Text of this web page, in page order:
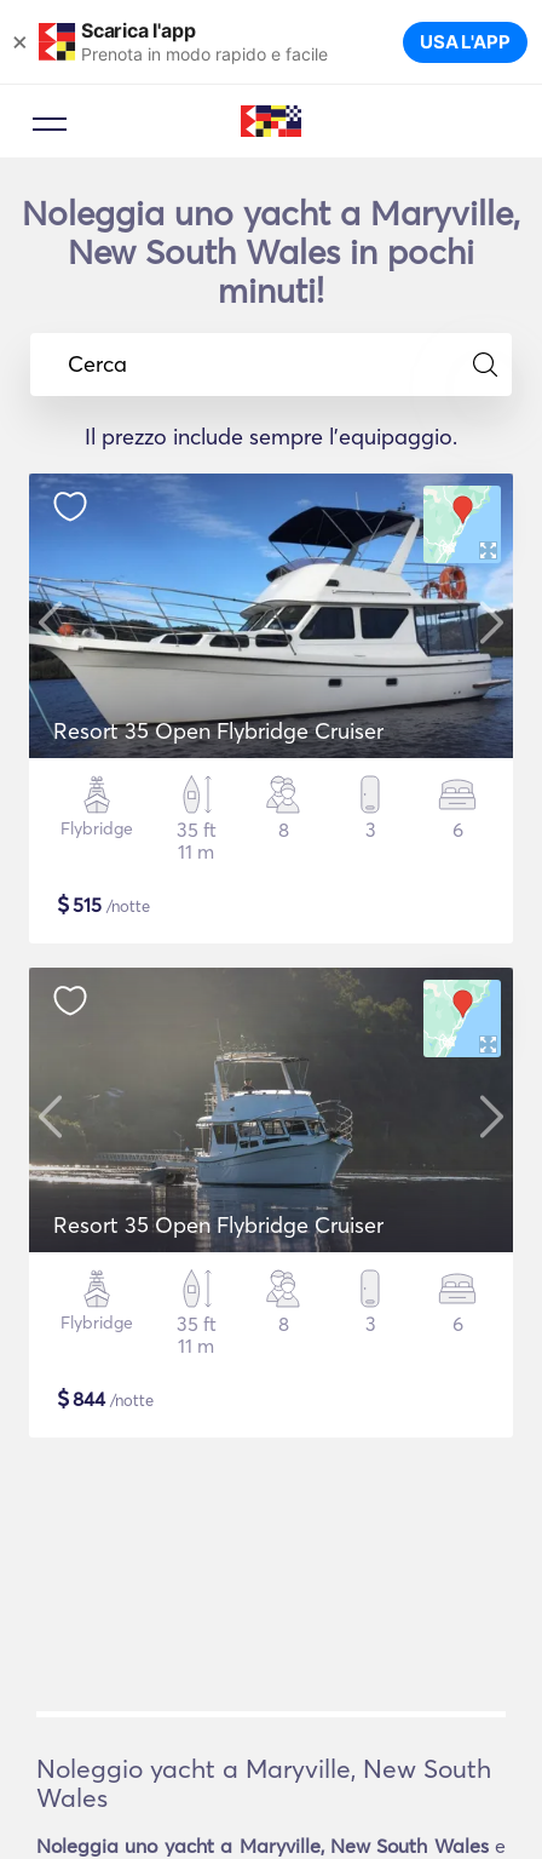
× Scarica l'app
Prenota in modo rapido e facile USA L'APP
Noleggia uno yacht a Maryville,
New South Wales in pochi
minuti!
Cerca
Il prezzo include sempre l'equipaggio.
Resort 35 Open Flybridge Cruiser
Flybridge
35 ft
11 m
8 3 6
$515 /notte
Resort 35 Open Flybridge Cruiser
Flybridge
35 ft
11 m
8 3 6
$844/notte
Noleggio yacht a Maryville, New South
Wales
Noleggia uno yacht a Maryville, New South Walese